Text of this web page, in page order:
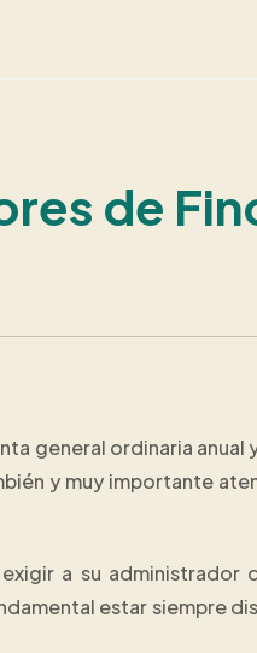
de
general ordinaria
y muy importante
a su
estar siempre